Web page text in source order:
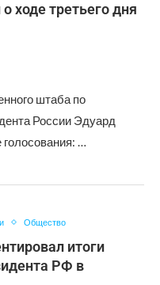
ходе третьего дня
штаба по
России Эдуард
голосования: …
Общество
итоги
РФ в